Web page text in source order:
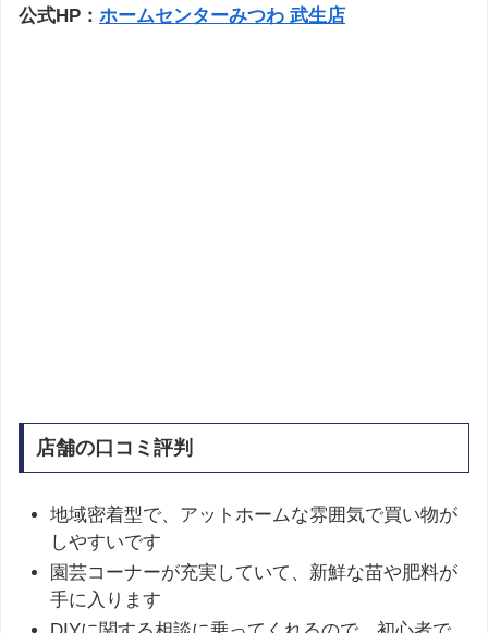
公式HP： ホームセンターみつわ 武生店
店舗の口コミ評判
地域密着型で、アットホームな雰囲気で買い物が
しやすいです
園芸コーナーが充実していて、新鮮な苗や肥料が
手に入ります